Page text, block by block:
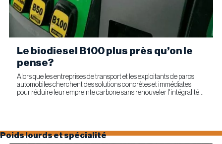
Le biodiesel B100 plus près qu’on le
pense?
Alors que les entreprises de transport et les exploitants de parcs
automobiles cherchent des solutions concrètes et immédiates
pour réduire leur empreinte carbone sans renouveler l'intégralité
Poids lourds et spécialité